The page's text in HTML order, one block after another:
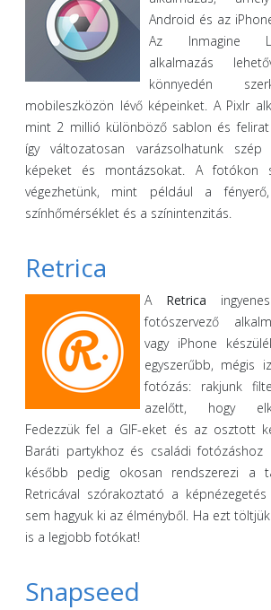
Android és az
Az Inmagine
alkalmazás
könnyedén
mobileszközön lévő képeinket. A Pixlr
mint 2 millió különböző sablon és felirat
így változatosan varázsolhatunk
képeket és montázsokat. A fotókon
végezhetünk, mint például a
színhőmérséklet és a színintenzitás.
Retrica
A Retrica
fotószervező
vagy iPhone
egyszerűbb, mégis
fotózás: rakjunk
azelőtt, hogy
Fedezzük fel a GIF-eket és az osztott
Baráti partykhoz és családi
később pedig okosan rendszerezi a
Retricával szórakoztató a
sem hagyuk ki az élményből. Ha ezt
is a legjobb fotókat!
Snapseed